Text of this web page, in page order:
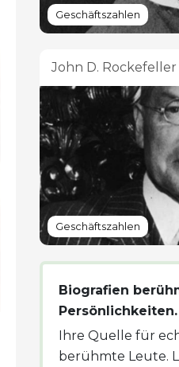
Geschäftszahlen
John D. Rockefeller
Geschäftszahlen
Biografien
Persönlichkeiten.
Ihre Quelle für
berühmte Leute.